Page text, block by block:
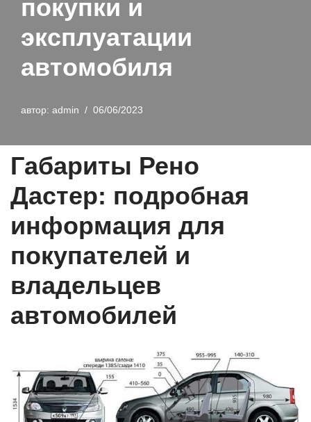
покупки и
эксплуатации
автомобиля
автор: admin 06/06/2023
Габариты Рено
Дастер: подробная
информация для
покупателей и
владельцев
автомобилей